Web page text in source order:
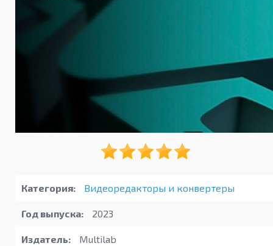
Категория: Видеоредакторы и конвертеры
Год выпуска: 2023
Издатель: Multilab